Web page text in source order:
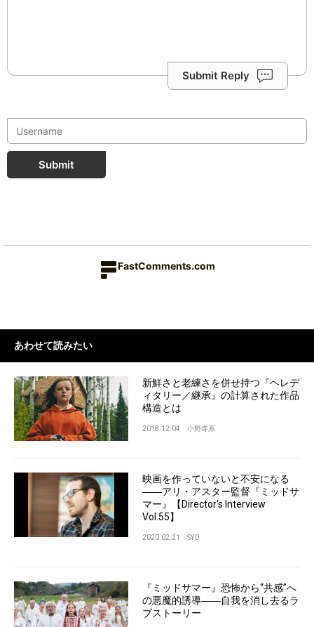
Submit Reply
Submit
FastComments.com
あわせて読みたい
新鮮さと老練さを併せ持つ『ヘレデ
ィタリー／継承』の計算された作品
構造とは
2018.12.04 小野寺系
映画を作っていないと不安になる
――アリ・アスター監督『ミッドサ
マー』【Director's Interview
Vol.55】
2020.02.21 SYO
『ミッドサマー』恐怖から“共感”へ
の悪魔的誘導――自我を消し去るラ
ブストーリー